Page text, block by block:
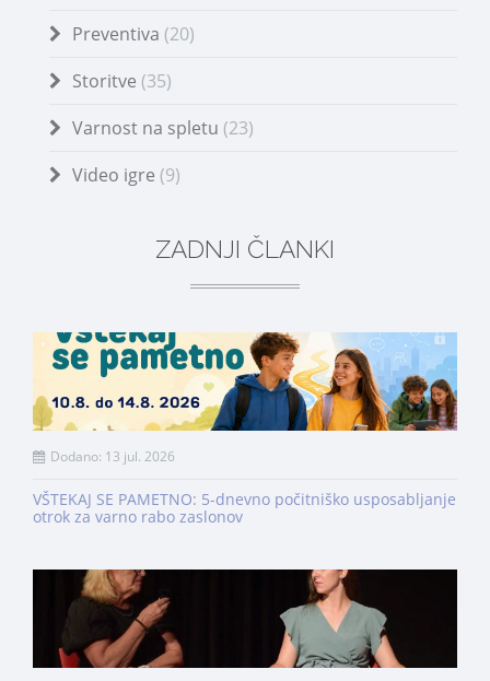
Preventiva (20)
Storitve (35)
Varnost na spletu (23)
Video igre (9)
ZADNJI ČLANKI
Dodano: 13 jul. 2026
VŠTEKAJ SE PAMETNO: 5-dnevno počitniško usposabljanje
otrok za varno rabo zaslonov